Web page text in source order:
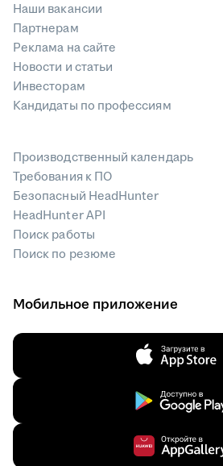
Наши вакансии
Партнерам
Реклама на сайте
Новости и статьи
Инвесторам
Кандидаты по профессиям
Производственный календарь
Требования к ПО
Безопасный HeadHunter
HeadHunter API
Поиск работы
Поиск по резюме
Мобильное приложение